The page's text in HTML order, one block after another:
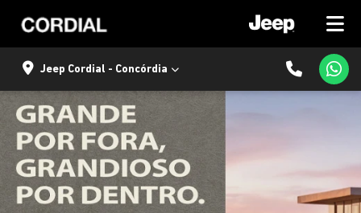
Jeep Cordial - Concórdia